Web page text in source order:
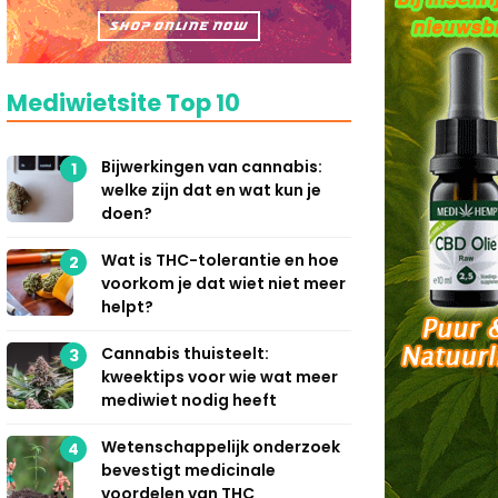
Mediwietsite Top 10
1
Bijwerkingen van cannabis:
welke zijn dat en wat kun je
doen?
2
Wat is THC-tolerantie en hoe
voorkom je dat wiet niet meer
helpt?
3
Cannabis thuisteelt:
kweektips voor wie wat meer
mediwiet nodig heeft
4
Wetenschappelijk onderzoek
bevestigt medicinale
voordelen van THC